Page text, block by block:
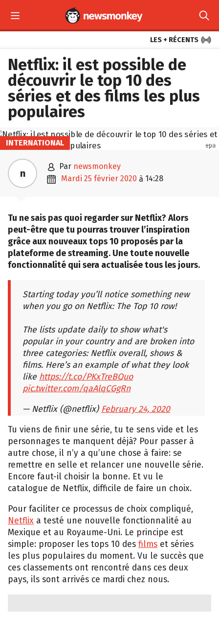
 
LES + RÉCENTS 
Netflix: il est possible de
découvrir le top 10 des
séries et des films les plus
populaires
epa
INTERNATIONAL
n  par newsmonkey
 mardi 25 février 2020 à 14:28
Tu ne sais pas quoi regarder sur Netflix? Alors
peut-être que tu pourras trouver l’inspiration
grâce aux nouveaux tops 10 proposés par la
plateforme de streaming. Une toute nouvelle
fonctionnalité qui sera actualisée tous les jours.
Starting today you’ll notice something new
when you go on Netflix: The Top 10 row!
The lists update daily to show what's
popular in your country and are broken into
three categories: Netflix overall, shows &
films. Here’s an example of what they look
like https://t.co/PKxTreBQuo
pic.twitter.com/qaAlqCGgRn
— Netflix (@netflix) February 24, 2020
Tu viens de finir une série, tu te sens vide et les
personnages te manquent déjà? Pour passer à
autre chose, il n’y a qu’une chose à faire: se
remettre en selle et relancer une nouvelle série.
Encore faut-il choisir la bonne. Et vu le
catalogue de Netflix, difficile de faire un choix.
Pour faciliter ce processus de choix compliqué,
Netflix a testé une nouvelle fonctionnalité au
Mexique et au Royaume-Uni. Le principe est
simple: proposer les tops 10 des films et séries
les plus populaires du moment. Vu le succès que
ces classements ont rencontré dans ces deux
pays, ils sont arrivés ce mardi chez nous.